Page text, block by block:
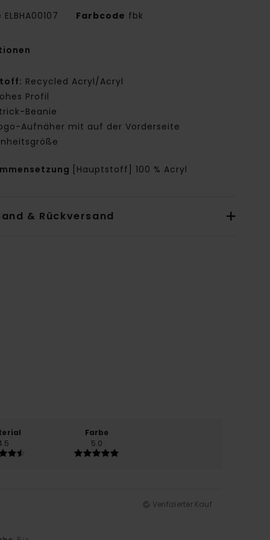
ELBHA00107 Farbcode fbk
Recycled Acryl/Acryl
Profil
Beanie
Aufnäher mit auf der Vorderseite
[Hauptstoff] 100 % Acryl
& Rückversand
Farbe
5.0
Verifizierter Kauf